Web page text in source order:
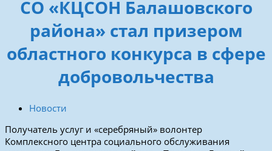
СО «КЦСОН Балашовского
района» стал призером
областного конкурса в сфере
добровольчества
Новости
Получатель услуг и «серебряный» волонтер
Комплексного центра социального обслуживания